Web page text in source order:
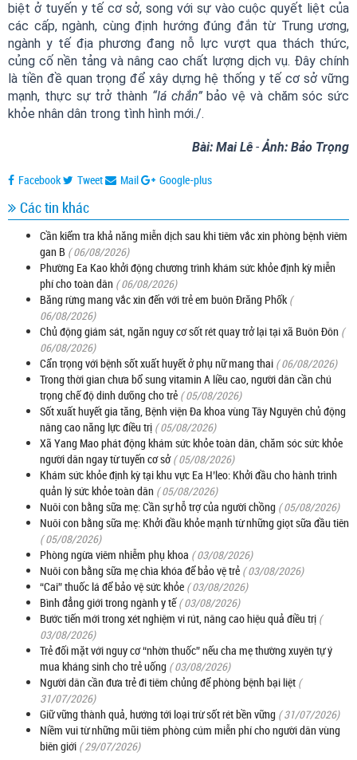
biệt ở tuyến y tế cơ sở, song với sự vào cuộc quyết liệt của
các cấp, ngành, cùng định hướng đúng đắn từ Trung ương,
ngành y tế địa phương đang nỗ lực vượt qua thách thức,
củng cố nền tảng và nâng cao chất lượng dịch vụ. Đây chính
là tiền đề quan trọng để xây dựng hệ thống y tế cơ sở vững
mạnh, thực sự trở thành “lá chắn”bảo vệ và chăm sóc sức
khỏe nhân dân trong tình hình mới./.
Bài: Mai Lê -Ảnh: Bảo Trọng
Facebook Tweet Mail Google-plus
Các tin khác
Cần kiểm tra khả năng miễn dịch sau khi tiêm vắc xin phòng bệnh viêm
gan B ( 06/08/2026)
Phường Ea Kao khởi động chương trình khám sức khỏe định kỳ miễn
phí cho toàn dân ( 06/08/2026)
Băng rừng mang vắc xin đến với trẻ em buôn Đrăng Phốk (
06/08/2026)
Chủ động giám sát, ngăn nguy cơ sốt rét quay trở lại tại xã Buôn Đôn (
06/08/2026)
Cẩn trọng với bệnh sốt xuất huyết ở phụ nữ mang thai ( 06/08/2026)
Trong thời gian chưa bổ sung vitamin A liều cao, người dân cần chú
trọng chế độ dinh dưỡng cho trẻ ( 05/08/2026)
Sốt xuất huyết gia tăng, Bệnh viện Đa khoa vùng Tây Nguyên chủ động
nâng cao năng lực điều trị ( 05/08/2026)
Xã Yang Mao phát động khám sức khỏe toàn dân, chăm sóc sức khỏe
người dân ngay từ tuyến cơ sở ( 05/08/2026)
Khám sức khỏe định kỳ tại khu vực Ea H’leo: Khởi đầu cho hành trình
quản lý sức khỏe toàn dân ( 05/08/2026)
Nuôi con bằng sữa mẹ: Cần sự hỗ trợ của người chồng ( 05/08/2026)
Nuôi con bằng sữa mẹ: Khởi đầu khỏe mạnh từ những giọt sữa đầu tiên
( 05/08/2026)
Phòng ngừa viêm nhiễm phụ khoa ( 03/08/2026)
Nuôi con bằng sữa mẹ chìa khóa để bảo vệ trẻ ( 03/08/2026)
“Cai” thuốc lá để bảo vệ sức khỏe ( 03/08/2026)
Bình đẳng giới trong ngành y tế ( 03/08/2026)
Bước tiến mới trong xét nghiệm vi rút, nâng cao hiệu quả điều trị (
03/08/2026)
Trẻ đối mặt với nguy cơ “nhờn thuốc” nếu cha mẹ thường xuyên tự ý
mua kháng sinh cho trẻ uống ( 03/08/2026)
Người dân cần đưa trẻ đi tiêm chủng để phòng bệnh bại liệt (
31/07/2026)
Giữ vững thành quả, hướng tới loại trừ sốt rét bền vững ( 31/07/2026)
Niềm vui từ những mũi tiêm phòng cúm miễn phí cho người dân vùng
biên giới ( 29/07/2026)